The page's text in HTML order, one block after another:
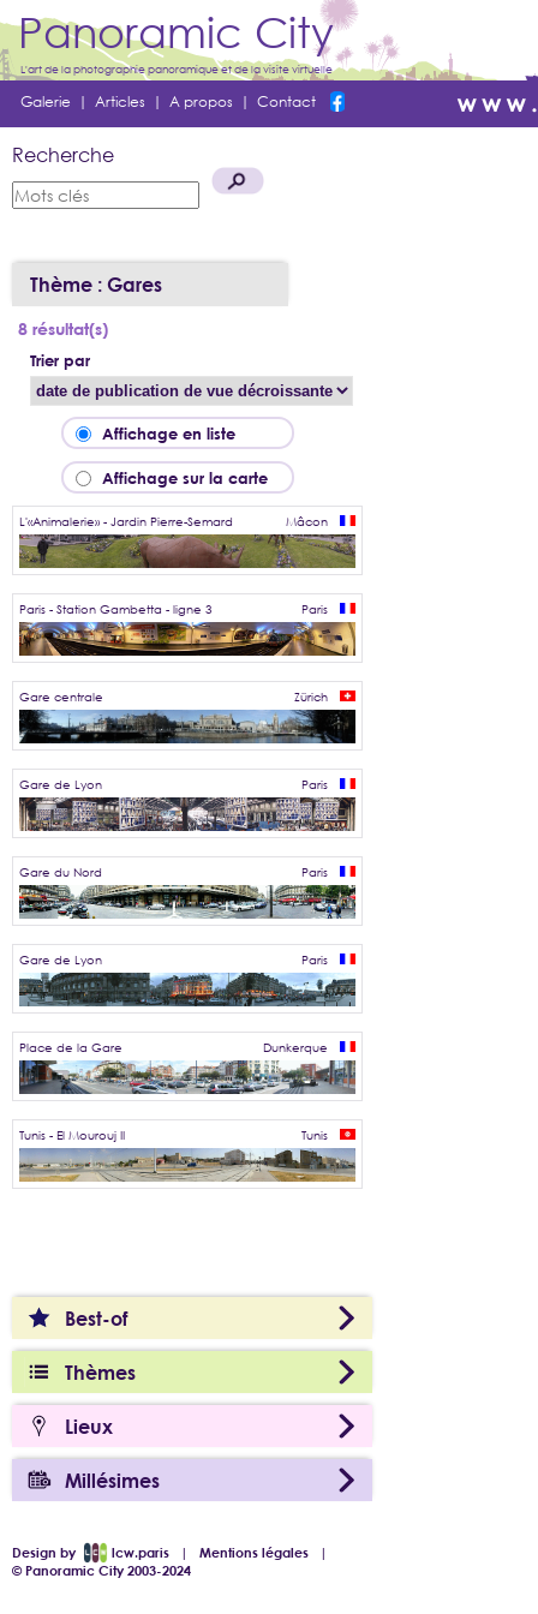
Panoramic City
L'art de la photographie panoramique et de la visite virtuelle
Galerie | Articles | A propos | Contact
Recherche
Best-of
Thèmes
Lieux
Millésimes
Thème : Gares
8 résultat(s)
Trier par
Affichage en liste
Affichage sur la carte
L'«Animalerie» - Jardin Pierre-Semard Mâcon
Paris - Station Gambetta - ligne 3 Paris
Gare centrale Zürich
Gare de Lyon Paris
Gare du Nord Paris
Gare de Lyon Paris
Place de la Gare Dunkerque
Tunis - El Mourouj II Tunis
Design by lcw.paris |Mentions légales |
© Panoramic City 2003-2024